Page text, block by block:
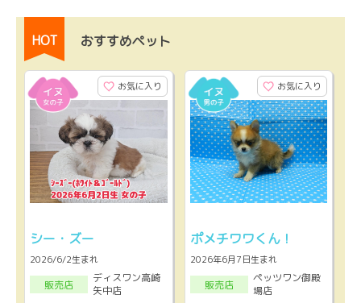
HOT おすすめペット
お気に入り
シー・ズー
2026/6/2生まれ
販売店
ディスワン高崎
矢中店
お気に入り
ポメチワワくん！
2026年6月7日生まれ
販売店
ペッツワン御殿
場店